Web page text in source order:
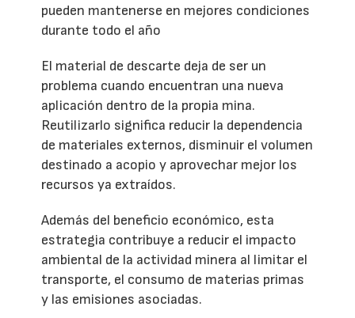
pueden mantenerse en mejores condiciones
durante todo el año
El material de descarte deja de ser un
problema cuando encuentran una nueva
aplicación dentro de la propia mina.
Reutilizarlo significa reducir la dependencia
de materiales externos, disminuir el volumen
destinado a acopio y aprovechar mejor los
recursos ya extraídos.
Además del beneficio económico, esta
estrategia contribuye a reducir el impacto
ambiental de la actividad minera al limitar el
transporte, el consumo de materias primas
y las emisiones asociadas.